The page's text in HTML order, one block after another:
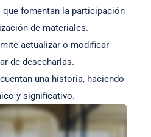
fomentan la participación
de materiales.
actualizar o modificar
de desecharlas.
una historia, haciendo
y significativo.